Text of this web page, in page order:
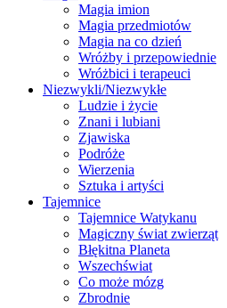
Magia imion
Magia przedmiotów
Magia na co dzień
Wróżby i przepowiednie
Wróżbici i terapeuci
Niezwykli/Niezwykłe
Ludzie i życie
Znani i lubiani
Zjawiska
Podróże
Wierzenia
Sztuka i artyści
Tajemnice
Tajemnice Watykanu
Magiczny świat zwierząt
Błękitna Planeta
Wszechświat
Co może mózg
Zbrodnie